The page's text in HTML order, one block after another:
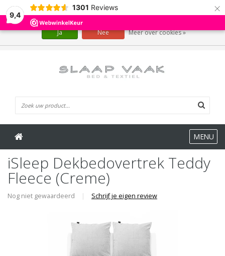
9,4
1301 Reviews ×
MENU
iSleep Dekbedovertrek Teddy
Fleece (Creme)
Nog niet gewaardeerd | Schrijf je eigen review
Wij slaan cookies op om onze website te verbeteren. Is dat akkoord?
Ja Nee Meer over cookies »